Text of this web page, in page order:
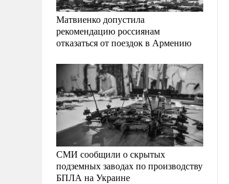
Матвиенко допустила
рекомендацию россиянам
отказаться от поездок в Армению
СМИ сообщили о скрытых
подземных заводах по производству
БПЛА на Украине